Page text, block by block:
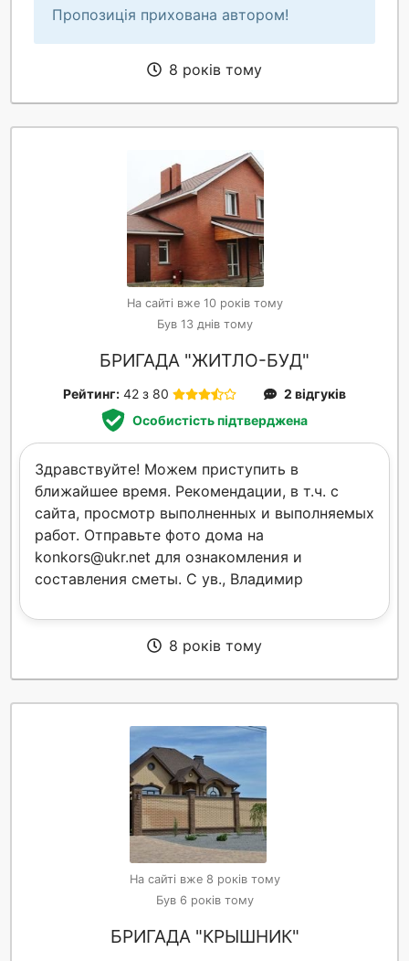
Пропозиція прихована автором!
8 років тому
На сайті вже 10 років тому
Був 13 днів тому
БРИГАДА "ЖИТЛО-БУД"
Рейтинг: 42 з 80
2 відгуків
Особистість підтверджена
Здравствуйте! Можем приступить в
ближайшее время. Рекомендации, в т.ч. с
сайта, просмотр выполненных и выполняемых
работ. Отправьте фото дома на
konkors@ukr.net для ознакомления и
составления сметы. С ув., Владимир
8 років тому
На сайті вже 8 років тому
Був 6 років тому
БРИГАДА "КРЫШНИК"